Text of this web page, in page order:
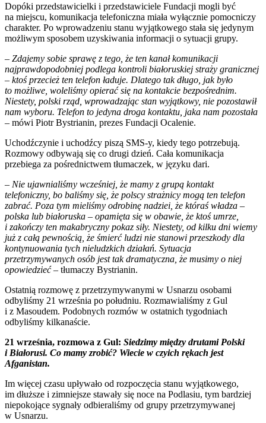
Dopóki przedstawicielki i przedstawiciele Fundacji mogli być
na miejscu, komunikacja telefoniczna miała wyłącznie pomocniczy
charakter. Po wprowadzeniu stanu wyjątkowego stała się jedynym
możliwym sposobem uzyskiwania informacji o sytuacji grupy.
– Zdajemy sobie sprawę z tego, że ten kanał komunikacji
najprawdopodobniej podlega kontroli białoruskiej straży granicznej
– ktoś przecież ten telefon ładuje. Dlatego tak długo, jak było
to możliwe, woleliśmy opierać się na kontakcie bezpośrednim.
Niestety, polski rząd, wprowadzając stan wyjątkowy, nie pozostawił
nam wyboru. Telefon to jedyna droga kontaktu, jaka nam pozostała
– mówi Piotr Bystrianin, prezes Fundacji Ocalenie.
Uchodźczynie i uchodźcy piszą SMS-y, kiedy tego potrzebują.
Rozmowy odbywają się co drugi dzień. Cała komunikacja
przebiega za pośrednictwem tłumaczek, w języku dari.
– Nie ujawnialiśmy wcześniej, że mamy z grupą kontakt
telefoniczny, bo baliśmy się, że polscy strażnicy mogą ten telefon
zabrać. Poza tym mieliśmy odrobinę nadziei, że któraś władza –
polska lub białoruska – opamięta się w obawie, że ktoś umrze,
i zakończy ten makabryczny pokaz siły. Niestety, od kilku dni wiemy
już z całą pewnością, że śmierć ludzi nie stanowi przeszkody dla
kontynuowania tych nieludzkich działań. Sytuacja
przetrzymywanych osób jest tak dramatyczna, że musimy o niej
opowiedzieć – tłumaczy Bystrianin.
Ostatnią rozmowę z przetrzymywanymi w Usnarzu osobami
odbyliśmy 21 września po południu. Rozmawialiśmy z Gul
i z Masoudem. Podobnych rozmów w ostatnich tygodniach
odbyliśmy kilkanaście.
21 września, rozmowa z Gul: Siedzimy między drutami Polski
i Białorusi. Co mamy zrobić? Wiecie w czyich rękach jest
Afganistan.
Im więcej czasu upływało od rozpoczęcia stanu wyjątkowego,
im dłuższe i zimniejsze stawały się noce na Podlasiu, tym bardziej
niepokojące sygnały odbieraliśmy od grupy przetrzymywanej
w Usnarzu.